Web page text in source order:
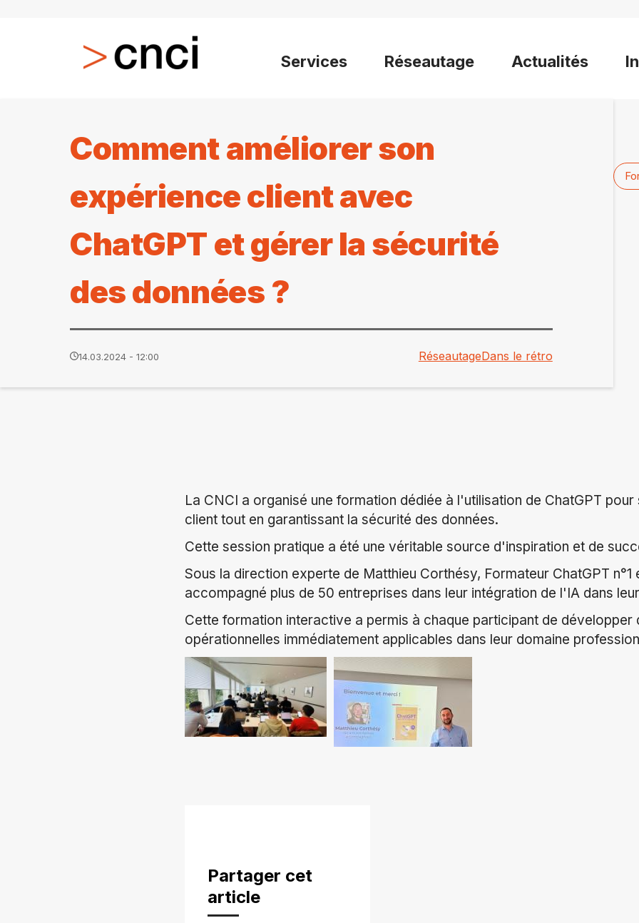
Services Réseautage Actualités
Comment améliorer son
expérience client avec
ChatGPT et gérer la sécurité
des données ?
14.03.2024 - 12:00 RéseautageDans le rétro
La CNCI a organisé une formation dédiée à l'utilisation de ChatGPT
client tout en garantissant la sécurité des données.
Cette session pratique a été une véritable source d'inspiration et de
Sous la direction experte de Matthieu Corthésy, Formateur ChatGPT n°1
accompagné plus de 50 entreprises dans leur intégration de l'IA dans
Cette formation interactive a permis à chaque participant de développer
opérationnelles immédiatement applicables dans leur domaine
Partager cet
article